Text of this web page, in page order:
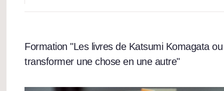
Formation "Les livres de Katsumi Komagata
transformer une chose en une autre"